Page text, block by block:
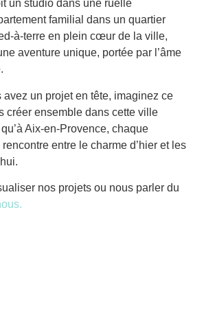
un studio dans une ruelle
familial dans un quartier
à-terre en plein cœur de la ville,
aventure unique, portée par l’âme
avez un projet en tête, imaginez ce
créer ensemble dans cette ville
Aix-en-Provence, chaque
entre le charme d’hier et les
nos projets ou nous parler du